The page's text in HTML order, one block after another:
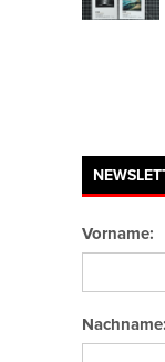
Vorname:
Nachname: